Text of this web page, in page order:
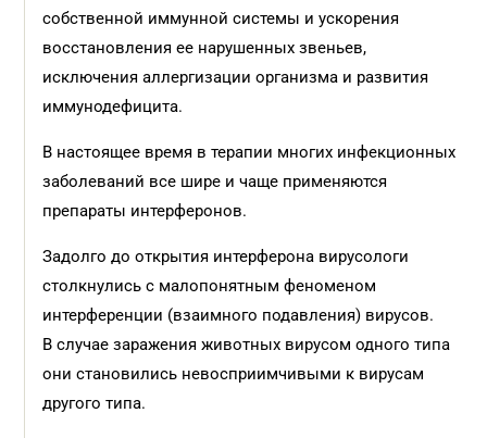
собственной иммунной системы и ускорения
восстановления ее нарушенных звеньев,
исключения аллергизации организма и развития
иммунодефицита.
В настоящее время в терапии многих инфекционных
заболеваний все шире и чаще применяются
препараты интерферонов.
Задолго до открытия интерферона вирусологи
столкнулись с малопонятным феноменом
интерференции (взаимного подавления) вирусов.
В случае заражения животных вирусом одного типа
они становились невосприимчивыми к вирусам
другого типа.